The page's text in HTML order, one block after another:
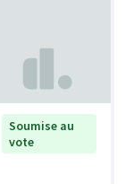
Soumise au
vote